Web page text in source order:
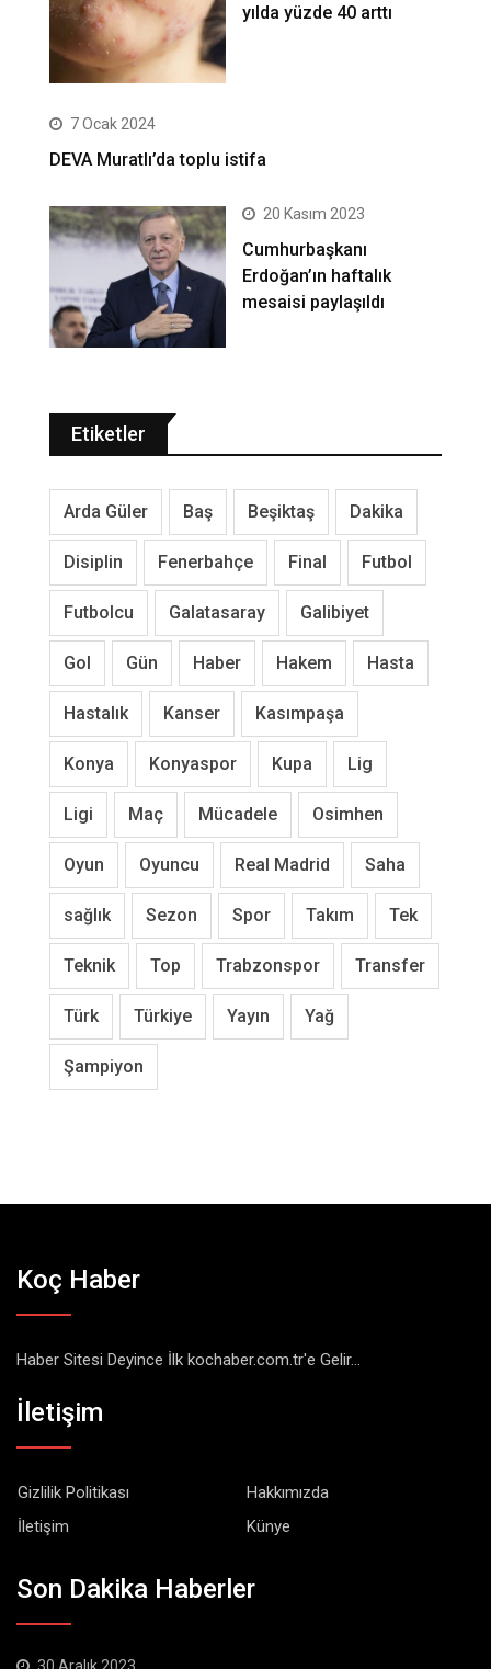
yılda yüzde 40 arttı
7 Ocak 2024
DEVA Muratlı’da toplu istifa
20 Kasım 2023
Cumhurbaşkanı
Erdoğan’ın haftalık
mesaisi paylaşıldı
Etiketler
Arda Güler Baş Beşiktaş Dakika
Disiplin Fenerbahçe Final Futbol
Futbolcu Galatasaray Galibiyet
Gol Gün Haber Hakem Hasta
Hastalık Kanser Kasımpaşa
Konya Konyaspor Kupa Lig
Ligi Maç Mücadele Osimhen
Oyun Oyuncu Real Madrid Saha
sağlık Sezon Spor Takım Tek
Teknik Top Trabzonspor Transfer
Türk Türkiye Yayın Yağ
Şampiyon
Koç Haber
Haber Sitesi Deyince İlk kochaber.com.tr'e Gelir...
İletişim
Gizlilik Politikası
Hakkımızda
İletişim
Künye
Son Dakika Haberler